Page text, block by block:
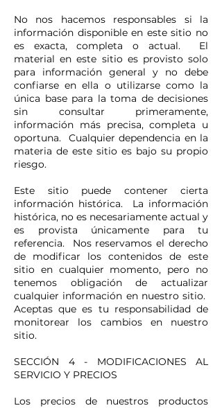
No nos hacemos responsables si la
información disponible en este sitio no
es exacta, completa o actual. El
material en este sitio es provisto solo
para información general y no debe
confiarse en ella o utilizarse como la
única base para la toma de decisiones
sin consultar primeramente,
información más precisa, completa u
oportuna. Cualquier dependencia en la
materia de este sitio es bajo su propio
riesgo.
Este sitio puede contener cierta
información histórica. La información
histórica, no es necesariamente actual y
es provista únicamente para tu
referencia. Nos reservamos el derecho
de modificar los contenidos de este
sitio en cualquier momento, pero no
tenemos obligación de actualizar
cualquier información en nuestro sitio.
Aceptas que es tu responsabilidad de
monitorear los cambios en nuestro
sitio.
SECCIÓN 4 - MODIFICACIONES AL
SERVICIO Y PRECIOS
Los precios de nuestros productos